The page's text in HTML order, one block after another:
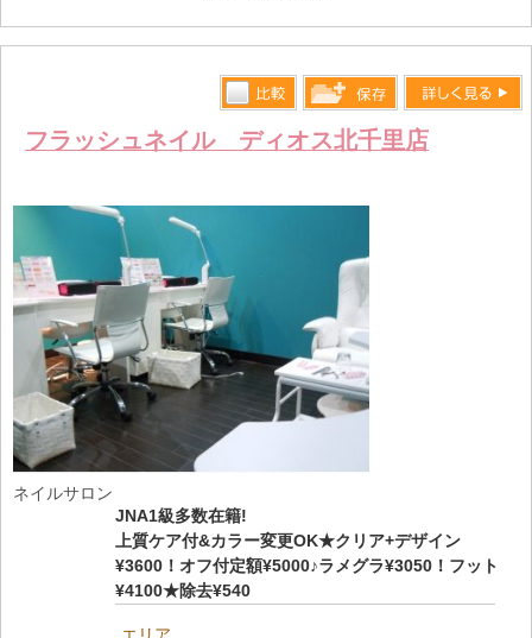
フラッシュネイル ディオス北千里店
比較す
る
保存リス
します
詳しく見る
ネイルサロン
JNA1級多数在籍!
上質ケア付&カラー変更OK★クリア+デザイン
¥3600！オフ付定額¥5000♪ラメグラ¥3050！フット
¥4100★除去¥540